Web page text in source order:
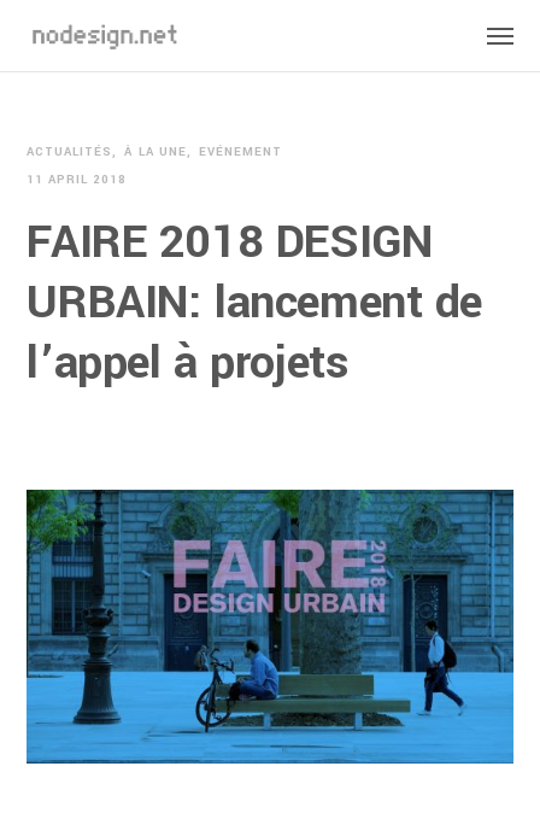
ACTUALITÉS À LA UNE
EVÉNEMENT
11 APRIL 2018
FAIRE 2018 DESIGN
URBAIN: lancement de
l’appel à projets